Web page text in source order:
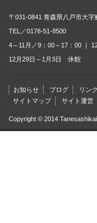
〒031-0841 青森県八戸市大字
TEL／0178-51-8500
4～11月／9：00～17：00 ｜
12月29日～1月3日 休館
お知らせ ブログ リン
サイトマップ
サイト運営
Copyright © 2014